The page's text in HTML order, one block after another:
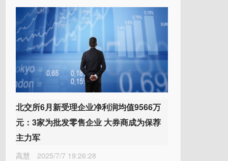
北交所6月新受理企业净利润均值9566万
元：3家为批发零售企业 大券商成为保荐
主力军
高慧 2025/7/7 19:26:28